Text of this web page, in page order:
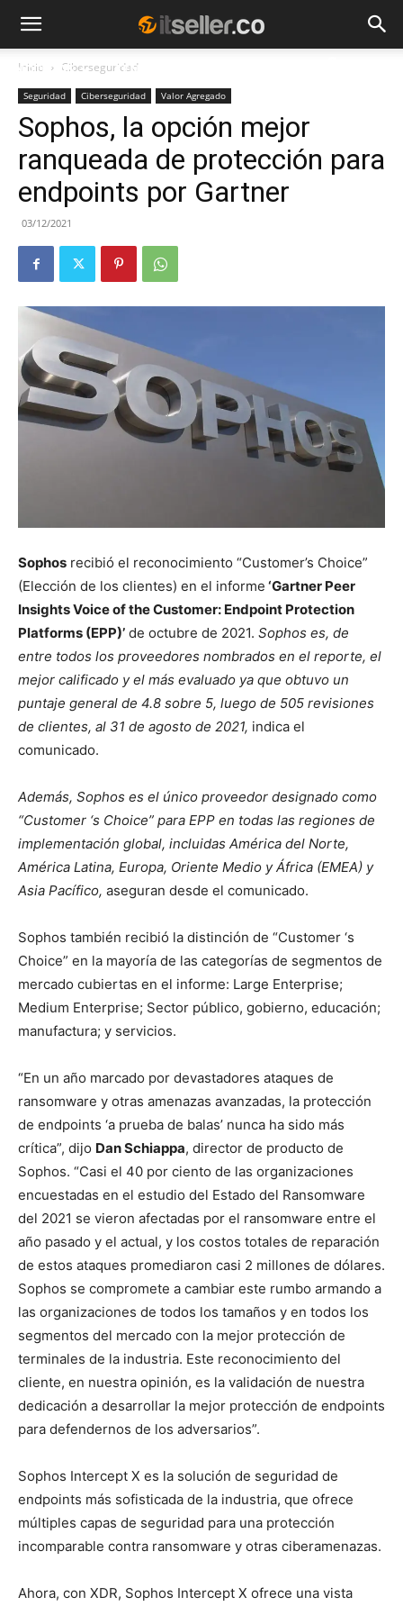
NOTICIAS TENDENCIAS
Inicio Ciberseguridad
Seguridad Ciberseguridad Valor Agregado
Sophos, la opción mejor
ranqueada de protección para
endpoints por Gartner
03/12/2021
Sophos recibió el reconocimiento “Customer’s Choice”
(Elección de los clientes) en el informe ‘Gartner Peer
Insights Voice of the Customer: Endpoint Protection
Platforms (EPP)’ de octubre de 2021. Sophos es, de
entre todos los proveedores nombrados en el reporte, el
mejor calificado y el más evaluado ya que obtuvo un
puntaje general de 4.8 sobre 5, luego de 505 revisiones
de clientes, al 31 de agosto de 2021, indica el
comunicado.
Además, Sophos es el único proveedor designado como
“Customer ‘s Choice” para EPP en todas las regiones de
implementación global, incluidas América del Norte,
América Latina, Europa, Oriente Medio y África (EMEA) y
Asia Pacífico, aseguran desde el comunicado.
Sophos también recibió la distinción de “Customer ‘s
Choice” en la mayoría de las categorías de segmentos de
mercado cubiertas en el informe: Large Enterprise;
Medium Enterprise; Sector público, gobierno, educación;
manufactura; y servicios.
“En un año marcado por devastadores ataques de
ransomware y otras amenazas avanzadas, la protección
de endpoints ‘a prueba de balas’ nunca ha sido más
crítica”, dijo Dan Schiappa, director de producto de
Sophos. “Casi el 40 por ciento de las organizaciones
encuestadas en el estudio del Estado del Ransomware
del 2021 se vieron afectadas por el ransomware entre el
año pasado y el actual, y los costos totales de reparación
de estos ataques promediaron casi 2 millones de dólares.
Sophos se compromete a cambiar este rumbo armando a
las organizaciones de todos los tamaños y en todos los
segmentos del mercado con la mejor protección de
terminales de la industria. Este reconocimiento del
cliente, en nuestra opinión, es la validación de nuestra
dedicación a desarrollar la mejor protección de endpoints
para defendernos de los adversarios”.
Sophos Intercept X es la solución de seguridad de
endpoints más sofisticada de la industria, que ofrece
múltiples capas de seguridad para una protección
incomparable contra ransomware y otras ciberamenazas.
Ahora, con XDR, Sophos Intercept X ofrece una vista